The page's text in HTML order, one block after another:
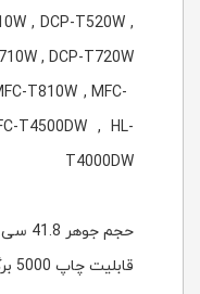
, DCP-T520W ,
, DCP-T720W
T810W , MFC-
T4500DW , HL-
T4000DW
حجم جوهر 41.8 سی س
قابلیت چاپ 5000 برگ با پوشش 5%